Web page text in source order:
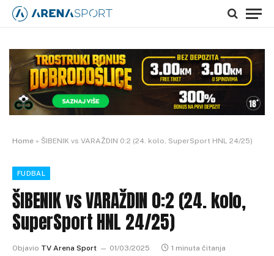
Home » ŠIBENIK vs VARAŽDIN 0:2 (24. kolo, SuperSport HNL 24/25)
FUDBAL
ŠIBENIK vs VARAŽDIN 0:2 (24. kolo,
SuperSport HNL 24/25)
Objavio TV Arena Sport 01/03/2025 1 minuta čitanja